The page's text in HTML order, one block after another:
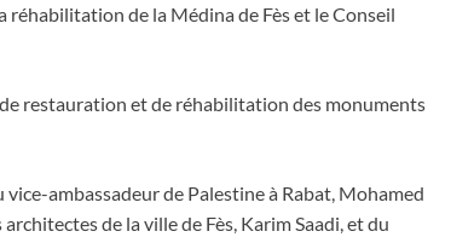
réhabilitation de la Médina de Fès et le Conseil
restauration et de réhabilitation des monuments
vice-ambassadeur de Palestine à Rabat, Mohamed
de la ville de Fès, Karim Saadi, et du